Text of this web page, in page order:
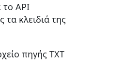
API
τα κλειδιά της
πηγής TXT